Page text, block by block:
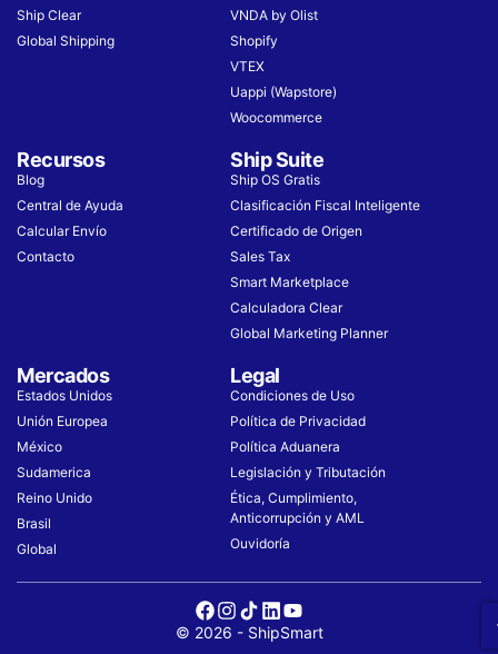
Ship Clear
Global Shipping
VNDA by Olist
Shopify
VTEX
Uappi (Wapstore)
Woocommerce
Recursos
Blog
Central de Ayuda
Calcular Envío
Contacto
Ship Suite
Ship OS Gratis
Clasificación Fiscal Inteligente
Certificado de Origen
Sales Tax
Smart Marketplace
Calculadora Clear
Global Marketing Planner
Mercados
Estados Unidos
Unión Europea
México
Sudamerica
Reino Unido
Brasil
Global
Legal
Condiciones de Uso​
Política de Privacidad
Política Aduanera
Legislación y Tributación
Ética, Cumplimiento,
Anticorrupción y AML
Ouvidoría
© 2026 - ShipSmart